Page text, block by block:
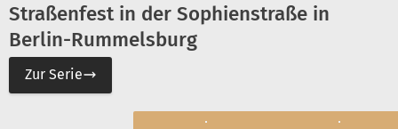
Straßenfest in der Sophienstraße in
Berlin-Rummelsburg
Zur Serie